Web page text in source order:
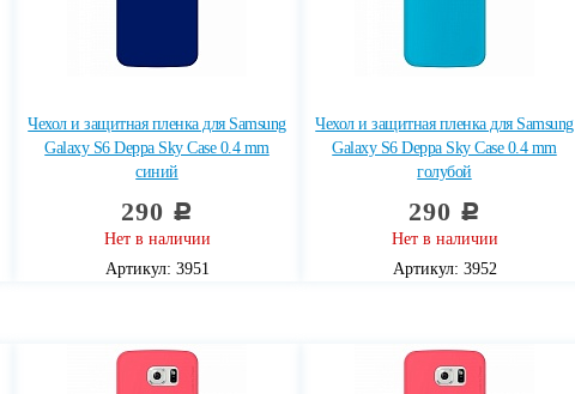
Чехол и защитная пленка для Samsung
Galaxy S6 Deppa Sky Case 0.4 mm
синий
290 c
Нет в наличии
Артикул: 3951
Чехол и защитная пленка для Samsung
Galaxy S6 Deppa Sky Case 0.4 mm
голубой
290 c
Нет в наличии
Артикул: 3952